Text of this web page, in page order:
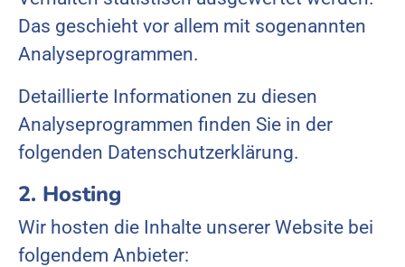
Das geschieht vor allem mit sogenannten
Analyseprogrammen.
Detaillierte Informationen zu diesen
Analyseprogrammen finden Sie in der
folgenden Datenschutzerklärung.
2. Hosting
Wir hosten die Inhalte unserer Website bei
folgendem Anbieter: